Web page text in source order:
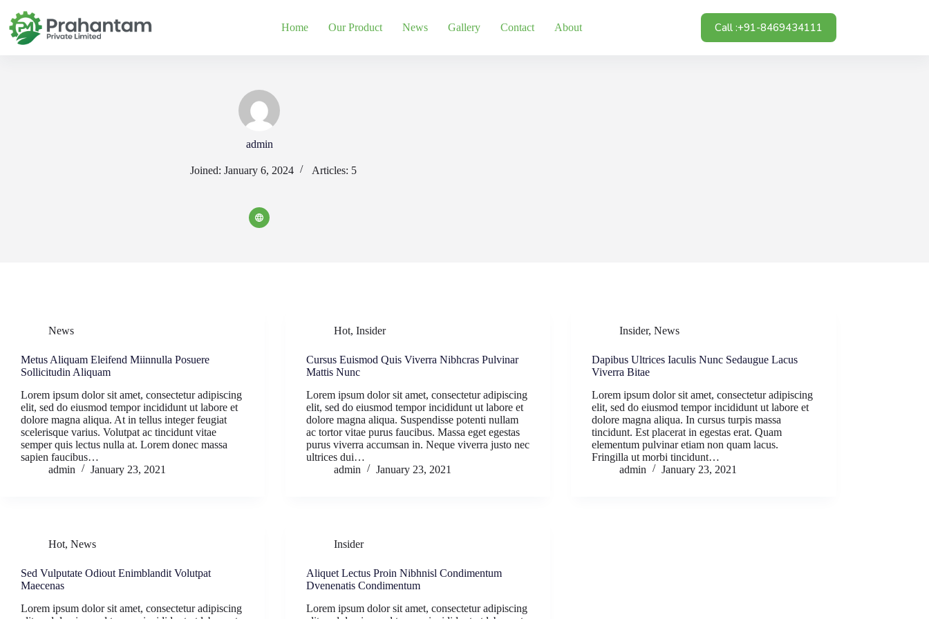
content
Home Our Product News Gallery Contact About Call :+91-8469434111
admin
Joined: January 6, 2024 Articles: 5
News
Metus Aliquam Eleifend Miinnulla Posuere
Sollicitudin Aliquam
Lorem ipsum dolor sit amet, consectetur adipiscing
elit, sed do eiusmod tempor incididunt ut labore et
dolore magna aliqua. At in tellus integer feugiat
scelerisque varius. Volutpat ac tincidunt vitae
semper quis lectus nulla at. Lorem donec massa
sapien faucibus…
admin
January 23, 2021
Hot,Insider
Cursus Euismod Quis Viverra Nibhcras Pulvinar
Mattis Nunc
Lorem ipsum dolor sit amet, consectetur adipiscing
elit, sed do eiusmod tempor incididunt ut labore et
dolore magna aliqua. Suspendisse potenti nullam
ac tortor vitae purus faucibus. Massa eget egestas
purus viverra accumsan in. Neque viverra justo nec
ultrices dui…
admin
January 23, 2021
Insider,News
Dapibus Ultrices Iaculis Nunc Sedaugue Lacus
Viverra Bitae
Lorem ipsum dolor sit amet, consectetur adipiscing
elit, sed do eiusmod tempor incididunt ut labore et
dolore magna aliqua. In cursus turpis massa
tincidunt. Est placerat in egestas erat. Quam
elementum pulvinar etiam non quam lacus.
Fringilla ut morbi tincidunt…
admin
January 23, 2021
Hot, News
Sed Vulputate Odiout Enimblandit Volutpat
Maecenas
Lorem ipsum dolor sit amet, consectetur adipiscing
Insider
Aliquet Lectus Proin Nibhnisl Condimentum
Dvenenatis Condimentum
Lorem ipsum dolor sit amet, consectetur adipiscing